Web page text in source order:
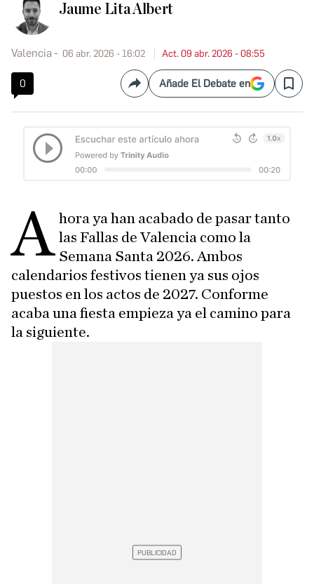
Jaume Lita Albert
Valencia 06 abr. 2026 - 16:02 Act. 09 abr. 2026 - 08:55
0 CompartirAñade El Debate en Save
A hora ya han acabado de pasar tanto
las Fallas de Valencia como la
Semana Santa 2026. Ambos
calendarios festivos tienen ya sus ojos
puestos en los actos de 2027. Conforme
acaba una fiesta empieza ya el camino para
la siguiente.